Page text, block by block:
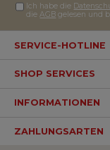
Ich habe die
dieAGB gelesen und
SERVICE-HOTLINE
SHOP SERVICES
INFORMATIONEN
ZAHLUNGSARTEN